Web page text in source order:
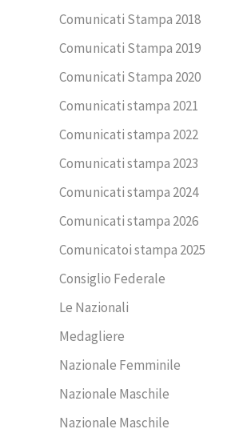
Comunicati Stampa 2018
Comunicati Stampa 2019
Comunicati Stampa 2020
Comunicati stampa 2021
Comunicati stampa 2022
Comunicati stampa 2023
Comunicati stampa 2024
Comunicati stampa 2026
Comunicatoi stampa 2025
Consiglio Federale
Le Nazionali
Medagliere
Nazionale Femminile
Nazionale Maschile
Nazionale Maschile